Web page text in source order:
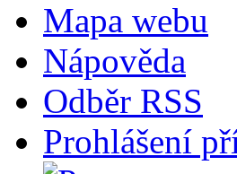
Mapa webu
Nápověda
Odběr RSS
Prohlášení